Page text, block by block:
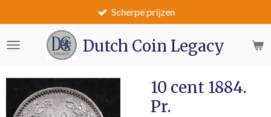
direct
naar
Dutch Coin Legacy
Scherpe prijzen
10 cent 1884.
Pr.